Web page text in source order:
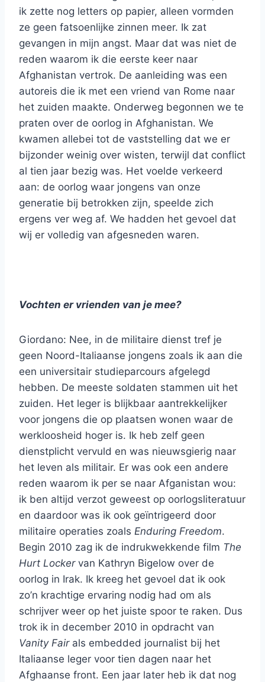
ik zette nog letters op papier, alleen vormden
ze geen fatsoenlijke zinnen meer. Ik zat
gevangen in mijn angst. Maar dat was niet de
reden waarom ik die eerste keer naar
Afghanistan vertrok. De aanleiding was een
autoreis die ik met een vriend van Rome naar
het zuiden maakte. Onderweg begonnen we te
praten over de oorlog in Afghanistan. We
kwamen allebei tot de vaststelling dat we er
bijzonder weinig over wisten, terwijl dat conflict
al tien jaar bezig was. Het voelde verkeerd
aan: de oorlog waar jongens van onze
generatie bij betrokken zijn, speelde zich
ergens ver weg af. We hadden het gevoel dat
wij er volledig van afgesneden waren.
Vochten er vrienden van je mee?
Giordano: Nee, in de militaire dienst tref je
geen Noord-Italiaanse jongens zoals ik aan die
een universitair studieparcours afgelegd
hebben. De meeste soldaten stammen uit het
zuiden. Het leger is blijkbaar aantrekkelijker
voor jongens die op plaatsen wonen waar de
werkloosheid hoger is. Ik heb zelf geen
dienstplicht vervuld en was nieuwsgierig naar
het leven als militair. Er was ook een andere
reden waarom ik per se naar Afganistan wou:
ik ben altijd verzot geweest op oorlogsliteratuur
en daardoor was ik ook geïntrigeerd door
militaire operaties zoals Enduring Freedom.
Begin 2010 zag ik de indrukwekkende film The
Hurt Lockervan Kathryn Bigelow over de
oorlog in Irak. Ik kreeg het gevoel dat ik ook
zo’n krachtige ervaring nodig had om als
schrijver weer op het juiste spoor te raken. Dus
trok ik in december 2010 in opdracht van
Vanity Fairals embedded journalist bij het
Italiaanse leger voor tien dagen naar het
Afghaanse front. Een jaar later heb ik dat nog